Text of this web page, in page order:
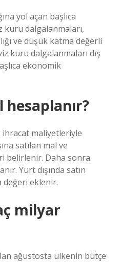
yol açan başlıca
dalgalanmaları,
ve düşük katma değerli
kuru dalgalanmaları dış
ekonomik
hesaplanır?
ihracat maliyetleriyle
satılan mal ve
belirlenir. Daha sonra
Yurt dışında satın
değeri eklenir.
milyar
ağustosta ülkenin bütçe